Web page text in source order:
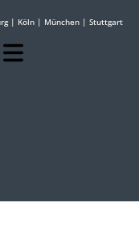
| Köln | München | Stuttgart